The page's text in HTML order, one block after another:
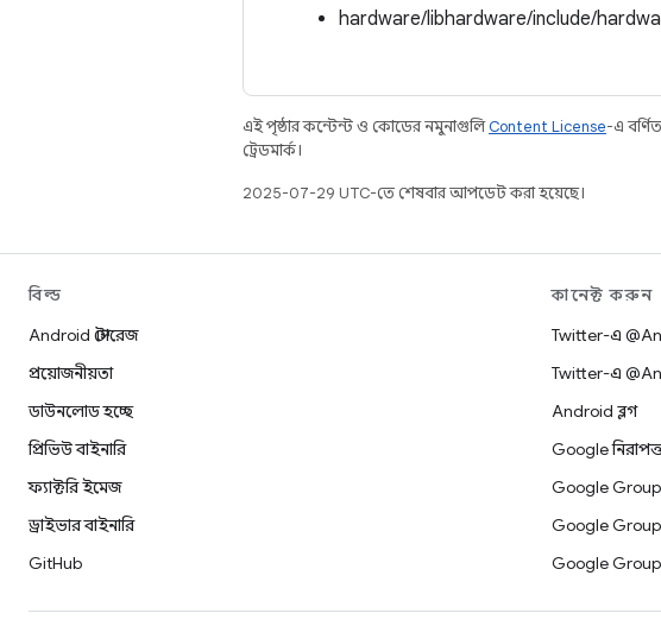
hardware/libhardware/include/
এই পৃষ্ঠার কন্টেন্ট ও কোডের নমুনাগুলিContent License-এ
ট্রেডমার্ক।
2025-07-29 UTC-তে শেষবার আপডেট করা হয়েছে।
বিল্ড
Android স্টোরেজ
প্রয়োজনীয়তা
ডাউনলোড হচ্ছে
প্রিভিউ বাইনারি
ফ্যাক্টরি ইমেজ
ড্রাইভার বাইনারি
GitHub
কানেক্ট করুন
Twitter-এ
Twitter-এ
Android ব্লগ
Google
Google
Google
Google